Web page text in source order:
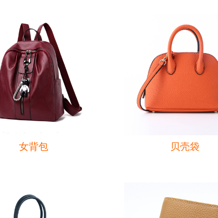
女背包 贝壳袋